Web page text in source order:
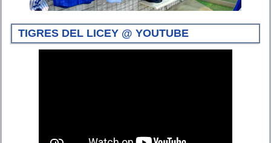
TIGRES DEL LICEY @ YOUTUBE